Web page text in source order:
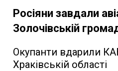
Росіяни завдали
Золочівській
Окупанти вдарили
Храківській області